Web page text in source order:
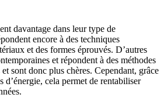
davantage dans leur type de
encore à des techniques
et des formes éprouvés. D’autres
et répondent à des méthodes
sont donc plus chères. Cependant, grâce
d’énergie, cela permet de rentabiliser